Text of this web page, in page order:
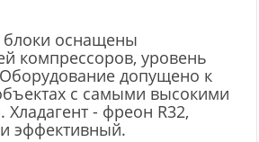
оснащены
компрессоров, уровень
допущено к
с самыми высокими
- фреон R32,
эффективный.